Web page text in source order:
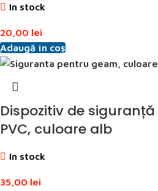
In stock
20,00 lei
Adaugă în coș
Dispozitiv de
PVC, culoare alb
In stock
35,00 lei